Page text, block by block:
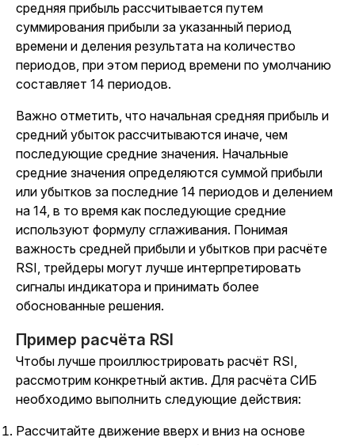
средняя прибыль рассчитывается путем
суммирования прибыли за указанный период
времени и деления результата на количество
периодов, при этом период времени по умолчанию
составляет 14 периодов.
Важно отметить, что начальная средняя прибыль и
средний убыток рассчитываются иначе, чем
последующие средние значения. Начальные
средние значения определяются суммой прибыли
или убытков за последние 14 периодов и делением
на 14, в то время как последующие средние
используют формулу сглаживания. Понимая
важность средней прибыли и убытков при расчёте
RSI, трейдеры могут лучше интерпретировать
сигналы индикатора и принимать более
обоснованные решения.
Пример расчёта RSI
Чтобы лучше проиллюстрировать расчёт RSI,
рассмотрим конкретный актив. Для расчёта СИБ
необходимо выполнить следующие действия:
Рассчитайте движение вверх и вниз на основе